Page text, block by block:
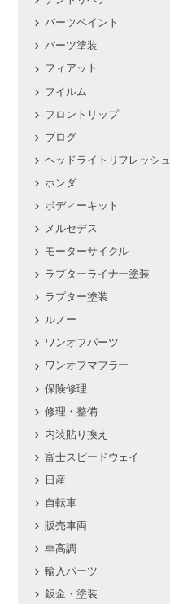
パーツペイント
パーツ塗装
フィアット
フイルム
フロントリップ
ブログ
ヘッドライトリフレッシュ
ホンダ
ボディーキット
メルセデス
モーターサイクル
ラプターライナー塗装
ラプター塗装
ルノー
ワンオフパーツ
ワンオフマフラー
保険修理
修理・整備
内装貼り換え
富士スピードウェイ
日産
自転車
販売車両
車高調
輸入パーツ
鈑金・塗装